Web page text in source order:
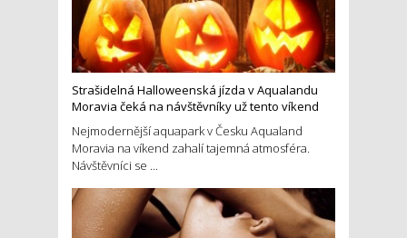
Strašidelná Halloweenská jízda v Aqualandu
Moravia čeká na návštěvníky už tento víkend
Nejmodernější aquapark v Česku Aqualand
Moravia na víkend zahalí tajemná atmosféra.
Návštěvníci se ...